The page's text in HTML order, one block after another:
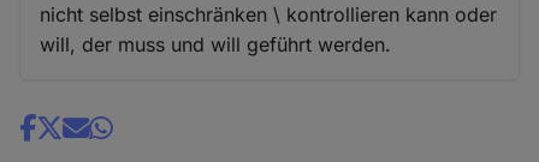
nicht selbst einschränken \ kontrollieren kann oder
will, der muss und will geführt werden.
Share